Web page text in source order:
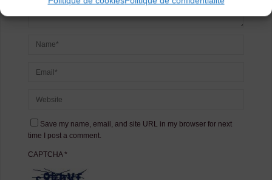
Save my name, email, and site URL in my browser for next
time I post a comment.
CAPTCHA*